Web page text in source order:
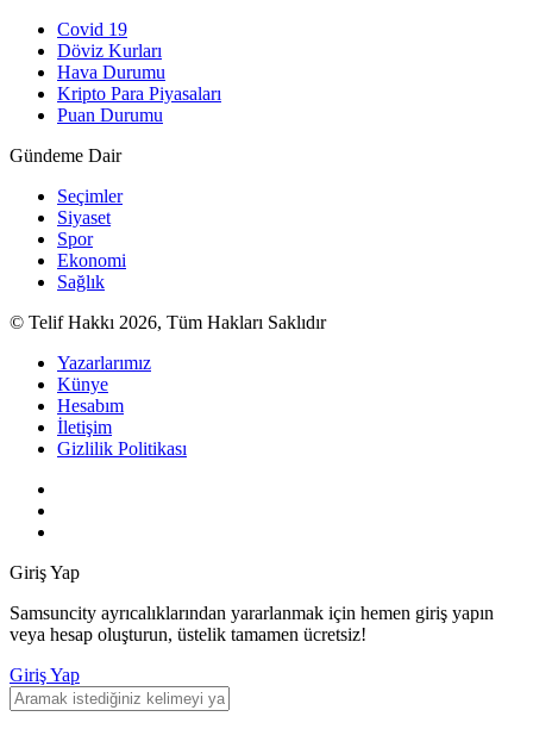
Covid 19
Döviz Kurları
Hava Durumu
Kripto Para Piyasaları
Puan Durumu
Gündeme Dair
Seçimler
Siyaset
Spor
Ekonomi
Sağlık
© Telif Hakkı 2026, Tüm Hakları Saklıdır
Yazarlarımız
Künye
Hesabım
İletişim
Gizlilik Politikası
Giriş Yap
Samsuncity ayrıcalıklarından yararlanmak için hemen giriş yapın
veya hesap oluşturun, üstelik tamamen ücretsiz!
Giriş Yap